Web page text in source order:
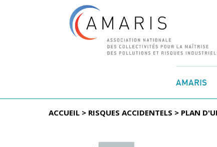
AMARIS
ACCUEIL > RISQUES ACCIDENTELS > PLAN